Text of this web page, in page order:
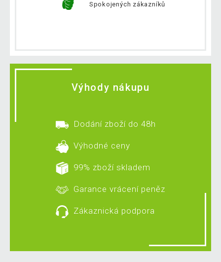
Spokojených zákazníků
Výhody nákupu
Dodání zboží do 48h
Výhodné ceny
99% zboží skladem
Garance vrácení peněz
Zákaznická podpora